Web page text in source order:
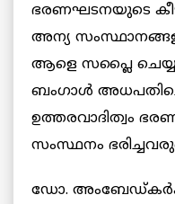
ഭരണഘടനയുടെ
അന്യ
ആളെ സപ്ലൈ
ബംഗാള്‍
ഉത്തരവാദിത്വം
സംസ്ഥനം
ഡോ.